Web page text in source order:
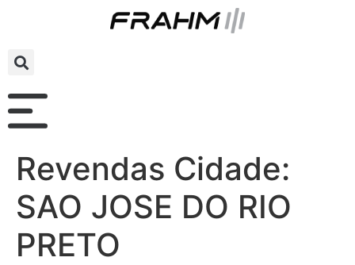
Revendas Cidade:
SAO JOSE DO RIO
PRETO